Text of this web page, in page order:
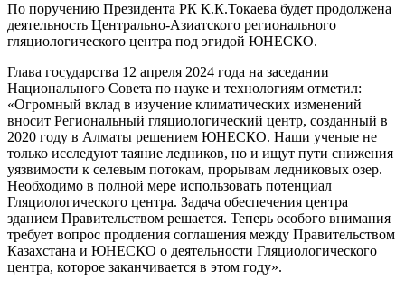
По поручению Президента РК К.К.Токаева будет продолжена
деятельность Центрально-Азиатского регионального
гляциологического центра под эгидой ЮНЕСКО.
Глава государства 12 апреля 2024 года на заседании
Национального Совета по науке и технологиям отметил:
«Огромный вклад в изучение климатических изменений
вносит Региональный гляциологический центр, созданный в
2020 году в Алматы решением ЮНЕСКО. Наши ученые не
только исследуют таяние ледников, но и ищут пути снижения
уязвимости к селевым потокам, прорывам ледниковых озер.
Необходимо в полной мере использовать потенциал
Гляциологического центра. Задача обеспечения центра
зданием Правительством решается. Теперь особого внимания
требует вопрос продления соглашения между Правительством
Казахстана и ЮНЕСКО о деятельности Гляциологического
центра, которое заканчивается в этом году».